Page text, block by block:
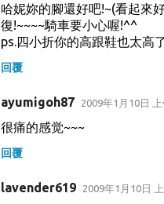
哈妮妳的腳還好吧!~(看起來
復!~~~~騎車要小心喔!^^
ps.四小折你的高跟鞋也太高
回覆
ayumigoh87 2009年1月10日
很痛的感觉~~~
回覆
lavender619 2009年1月10日